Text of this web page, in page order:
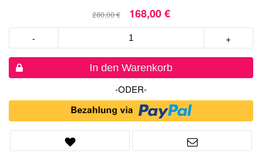
280,00 € 168,00 €
- +
In den Warenkorb
-ODER-